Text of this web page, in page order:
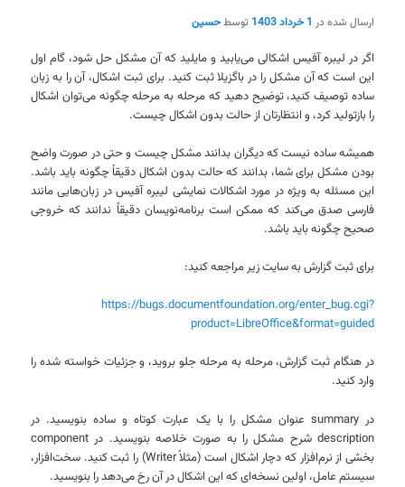
ارسال شده در 1 خرداد 1403 توسطحسین
اگر در لیبره آفیس اشکالی می‌یابید و مایلید که آن مشکل حل شود، گام اول
این است که آن مشکل را در باگزیلا ثبت کنید. برای ثبت اشکال، آن را به زبان
ساده توصیف کنید، توضیح دهید که مرحله به مرحله چگونه می‌توان اشکال
را بازتولید کرد، و انتظارتان از حالت بدون اشکال چیست.
همیشه ساده نیست که دیگران بدانند مشکل چیست و حتی در صورت واضح
بودن مشکل برای شما، بدانند که حالت بدون اشکال دقیقاً چگونه باید باشد.
این مسئله به ویژه در مورد اشکالات نمایشی لیبره آفیس در زبان‌هایی مانند
فارسی صدق می‌کند که ممکن است برنامه‌نویسان دقیقاً ندانند که خروجی
صحیح چگونه باید باشد.
برای ثبت گزارش به سایت زیر مراجعه کنید:
https://bugs.documentfoundation.org/enter_bug.cgi?
product=LibreOffice&format=guided
در هنگام ثبت گزارش، مرحله به مرحله جلو بروید، و جزئیات خواسته شده را
وارد کنید.
در summary عنوان مشکل را با یک عبارت کوتاه و ساده بنویسید. در
description شرح مشکل را به صورت خلاصه بنویسید. در component
بخشی از نرم‌افزار که دچار اشکال است (مثلاً Writer) را ثبت کنید. سخت‌افزار،
سیستم عامل، اولین نسخه‌ای که این اشکال در آن رخ می‌دهد را بنویسید.